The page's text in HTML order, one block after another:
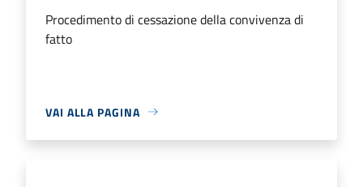
Procedimento di cessazione della convivenza di
fatto
VAI ALLA PAGINA